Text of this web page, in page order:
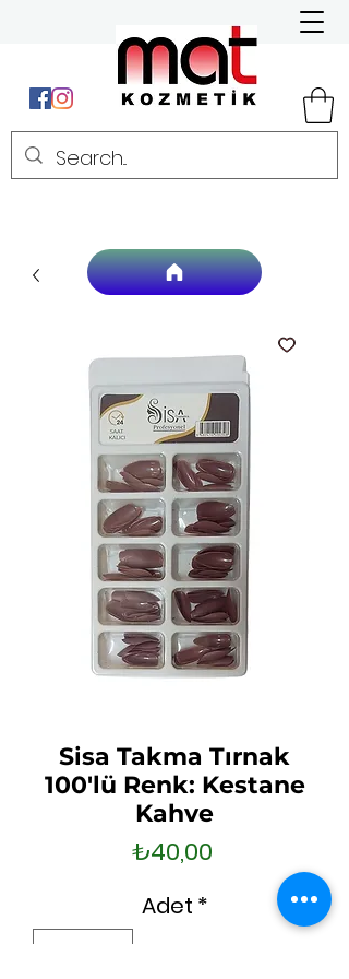
Sisa Takma Tırnak
100'lü Renk: Kestane
Kahve
₺40,00Fiyat
Adet *